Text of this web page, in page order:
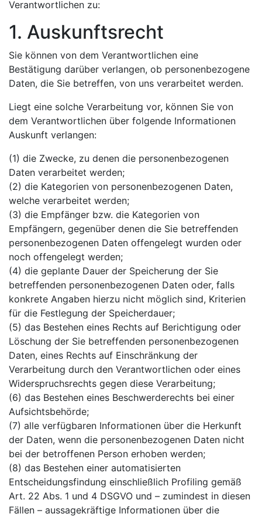
Verantwortlichen zu:
1. Auskunftsrecht
Sie können von dem Verantwortlichen eine
Bestätigung darüber verlangen, ob personenbezogene
Daten, die Sie betreffen, von uns verarbeitet werden.
Liegt eine solche Verarbeitung vor, können Sie von
dem Verantwortlichen über folgende Informationen
Auskunft verlangen:
(1) die Zwecke, zu denen die personenbezogenen
Daten verarbeitet werden;
(2) die Kategorien von personenbezogenen Daten,
welche verarbeitet werden;
(3) die Empfänger bzw. die Kategorien von
Empfängern, gegenüber denen die Sie betreffenden
personenbezogenen Daten offengelegt wurden oder
noch offengelegt werden;
(4) die geplante Dauer der Speicherung der Sie
betreffenden personenbezogenen Daten oder, falls
konkrete Angaben hierzu nicht möglich sind, Kriterien
für die Festlegung der Speicherdauer;
(5) das Bestehen eines Rechts auf Berichtigung oder
Löschung der Sie betreffenden personenbezogenen
Daten, eines Rechts auf Einschränkung der
Verarbeitung durch den Verantwortlichen oder eines
Widerspruchsrechts gegen diese Verarbeitung;
(6) das Bestehen eines Beschwerderechts bei einer
Aufsichtsbehörde;
(7) alle verfügbaren Informationen über die Herkunft
der Daten, wenn die personenbezogenen Daten nicht
bei der betroffenen Person erhoben werden;
(8) das Bestehen einer automatisierten
Entscheidungsfindung einschließlich Profiling gemäß
Art. 22 Abs. 1 und 4 DSGVO und – zumindest in diesen
Fällen – aussagekräftige Informationen über die